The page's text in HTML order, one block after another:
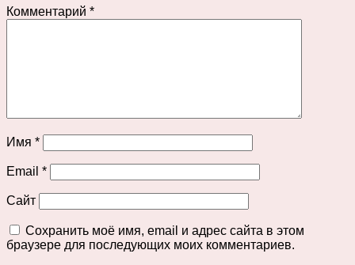
Комментарий *
Имя *
Email *
Сайт
Сохранить моё имя, email и адрес сайта в этом
браузере для последующих моих комментариев.